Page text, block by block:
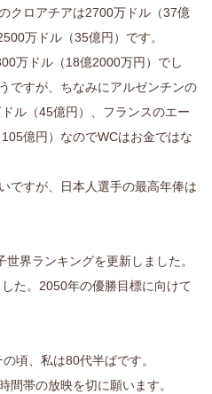
クロアチアは2700万ドル（37億
万ドル（35億円）です。
万ドル（18億2000万円）でし
ですが、ちなみにアルゼンチンの
ル（45億円）、フランスのエー
億円）なのでWCはお金ではな
ですが、日本人選手の最高年俸は
界ランキングを更新しました。
た。2050年の優勝目標に向けて
頃、私は80代半ばです。
間帯の放映を切に願います。